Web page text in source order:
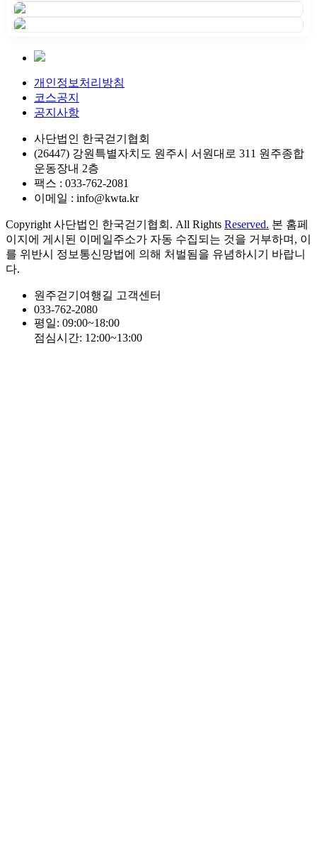
개인정보처리방침
코스공지
공지사항
사단법인 한국걷기협회
(26447) 강원특별자치도 원주시 서원대로 311 원주종합
운동장내 2층
팩스 : 033-762-2081
이메일 : info@kwta.kr
Copyright 사단법인 한국걷기협회. All Rights Reserved. 본 홈페
이지에 게시된 이메일주소가 자동 수집되는 것을 거부하며, 이
를 위반시 정보통신망법에 의해 처벌됨을 유념하시기 바랍니
다.
원주걷기여행길 고객센터
033-762-2080
평일: 09:00~18:00
점심시간: 12:00~13:00